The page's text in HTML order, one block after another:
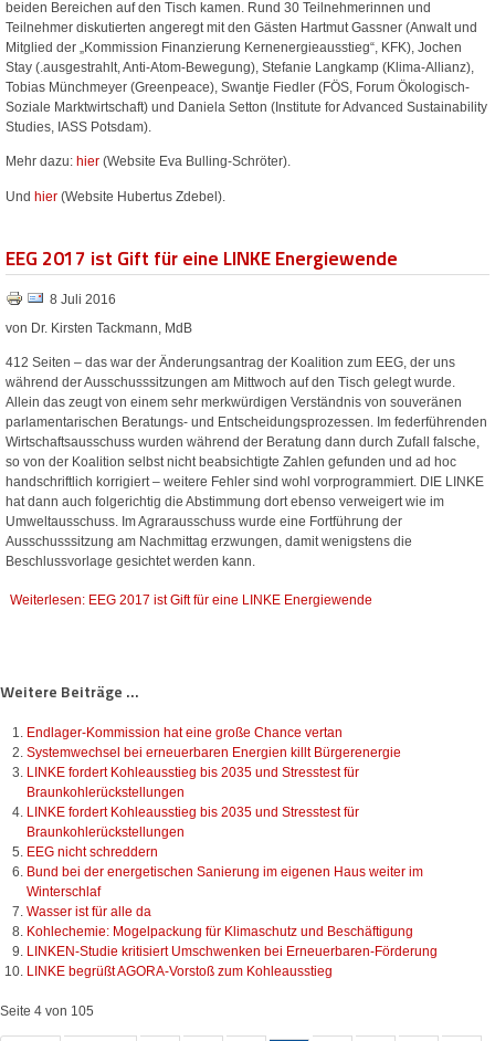
beiden Bereichen auf den Tisch kamen. Rund 30 Teilnehmerinnen und
Teilnehmer diskutierten angeregt mit den Gästen Hartmut Gassner (Anwalt und
Mitglied der „Kommission Finanzierung Kernenergieausstieg“, KFK), Jochen
Stay (.ausgestrahlt, Anti-Atom-Bewegung), Stefanie Langkamp (Klima-Allianz),
Tobias Münchmeyer (Greenpeace), Swantje Fiedler (FÖS, Forum Ökologisch-
Soziale Marktwirtschaft) und Daniela Setton (Institute for Advanced Sustainability
Studies, IASS Potsdam).
Mehr dazu: hier (Website Eva Bulling-Schröter).
Und hier (Website Hubertus Zdebel).
EEG 2017 ist Gift für eine LINKE Energiewende
8 Juli 2016
von Dr. Kirsten Tackmann, MdB
412 Seiten – das war der Änderungsantrag der Koalition zum EEG, der uns
während der Ausschusssitzungen am Mittwoch auf den Tisch gelegt wurde.
Allein das zeugt von einem sehr merkwürdigen Verständnis von souveränen
parlamentarischen Beratungs- und Entscheidungsprozessen. Im federführenden
Wirtschaftsausschuss wurden während der Beratung dann durch Zufall falsche,
so von der Koalition selbst nicht beabsichtigte Zahlen gefunden und ad hoc
handschriftlich korrigiert – weitere Fehler sind wohl vorprogrammiert. DIE LINKE
hat dann auch folgerichtig die Abstimmung dort ebenso verweigert wie im
Umweltausschuss. Im Agrarausschuss wurde eine Fortführung der
Ausschusssitzung am Nachmittag erzwungen, damit wenigstens die
Beschlussvorlage gesichtet werden kann.
Weiterlesen: EEG 2017 ist Gift für eine LINKE Energiewende
Weitere Beiträge ...
Endlager-Kommission hat eine große Chance vertan
Systemwechsel bei erneuerbaren Energien killt Bürgerenergie
LINKE fordert Kohleausstieg bis 2035 und Stresstest für
Braunkohlerückstellungen
LINKE fordert Kohleausstieg bis 2035 und Stresstest für
Braunkohlerückstellungen
EEG nicht schreddern
Bund bei der energetischen Sanierung im eigenen Haus weiter im
Winterschlaf
Wasser ist für alle da
Kohlechemie: Mogelpackung für Klimaschutz und Beschäftigung
LINKEN-Studie kritisiert Umschwenken bei Erneuerbaren-Förderung
LINKE begrüßt AGORA-Vorstoß zum Kohleausstieg
Seite 4 von 105